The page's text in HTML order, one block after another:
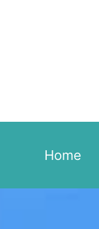
Home